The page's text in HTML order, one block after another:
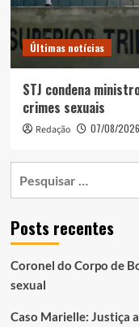
Últimas notícias
STJ condena
crimes sexuais
Redação 07/08/2026
Posts recentes
Coronel do Corpo de
sexual
Caso Marielle: Justiça